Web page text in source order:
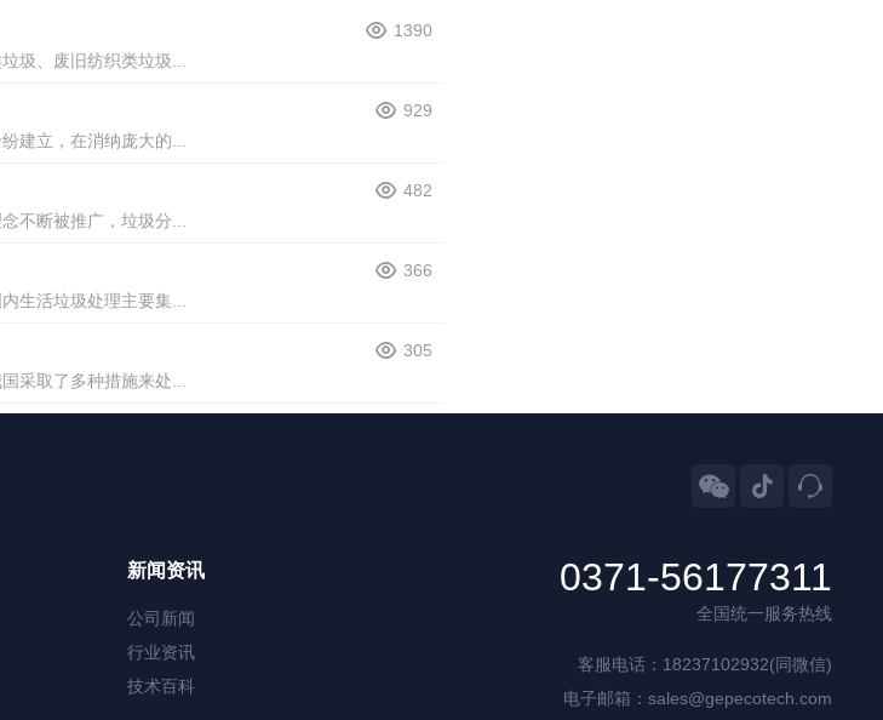
1390
圾、废旧纺织类垃圾...
929
建立，在消纳庞大的...
482
不断被推广，垃圾分...
366
生活垃圾处理主要集...
305
采取了多种措施来处...
  
新闻资讯
公司新闻
行业资讯
技术百科
0371-56177311
全国统一服务热线
客服电话：18237102932(同微信)
电子邮箱：sales@gepecotech.com